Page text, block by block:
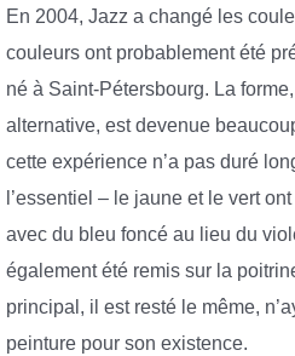
En 2004, Jazz a changé les
couleurs ont probablement été
né à Saint-Pétersbourg. La
alternative, est devenue
cette expérience n’a pas duré
l’essentiel – le jaune et le vert
avec du bleu foncé au lieu du
également été remis sur la
principal, il est resté le même,
peinture pour son existence.